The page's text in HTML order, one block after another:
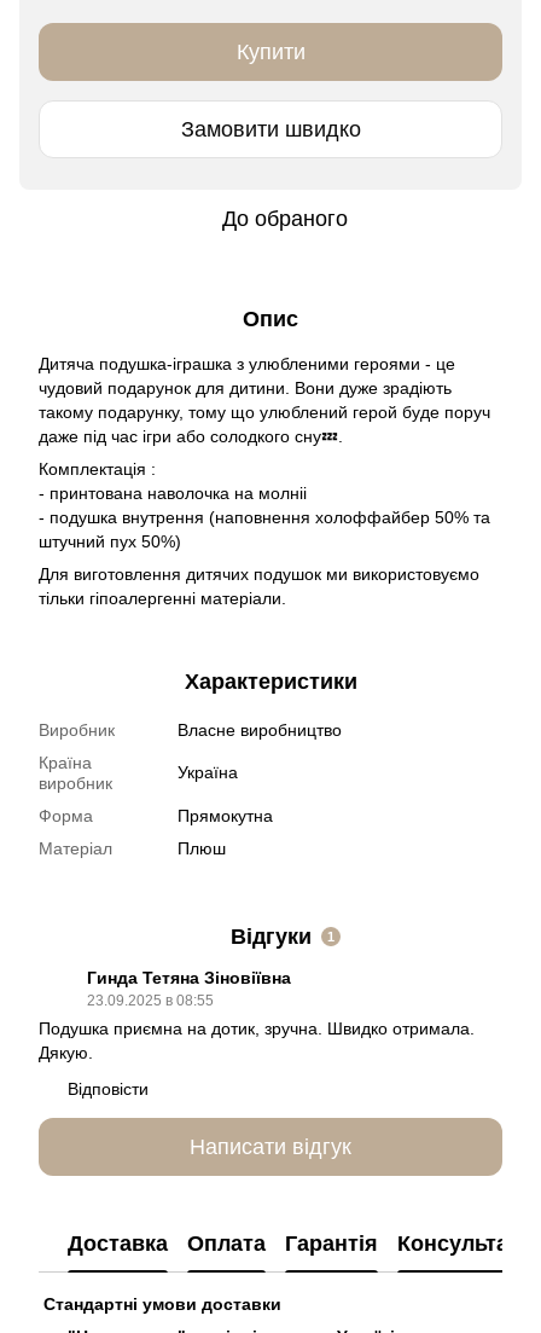
Купити
Замовити швидко
До обраного
Опис
Дитяча подушка-іграшка з улюбленими героями - це
чудовий подарунок для дитини. Вони дуже зрадіють
такому подарунку, тому що улюблений герой буде поруч
даже під час ігри або солодкого сну💤.
Комплектація :
- принтована наволочка на молніі
- подушка внутрення (наповнення холоффайбер 50% та
штучний пух 50%)
Для виготовлення дитячих подушок ми використовуємо
тільки гіпоалергенні матеріали.
Характеристики
Виробник
Власне виробництво
Країна
виробник
Україна
Форма
Прямокутна
Матеріал
Плюш
Відгуки 1
Гинда Тетяна Зіновіївна
23.09.2025 в 08:55
Подушка приємна на дотик, зручна. Швидко отримала.
Дякую.
Відповісти
Написати відгук
Доставка Оплата Гарантія Консультація
Стандартні умови доставки